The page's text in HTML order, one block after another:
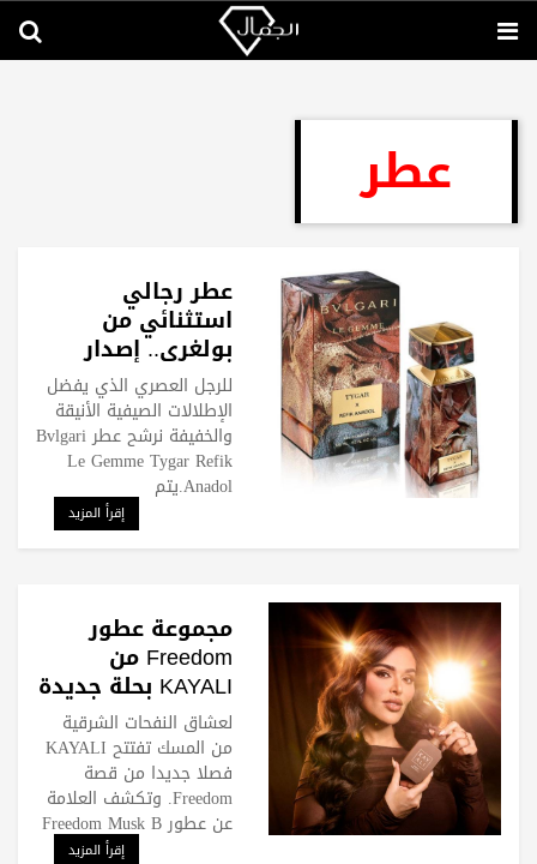
عطر
عطر رجالي
استثنائي من
بولغري.. إصدار
"بولغري لي جيمي
تايغر × رفيق
أناضول"
للرجل العصري الذي يفضل
الإطلالات الصيفية الأنيقة
والخفيفة نرشح عطر Bvlgari
Le Gemme Tygar Refik
Anadol.يتم
إقرأ المزيد
مجموعة عطور
Freedom من
KAYALI بحلة جديدة
لعشاق المسك
لعشاق النفحات الشرقية
من المسك تفتتح KAYALI
فصلا جديدا من قصة
Freedom. وتكشف العلامة
عن عطور Freedom Musk B
إقرأ المزيد